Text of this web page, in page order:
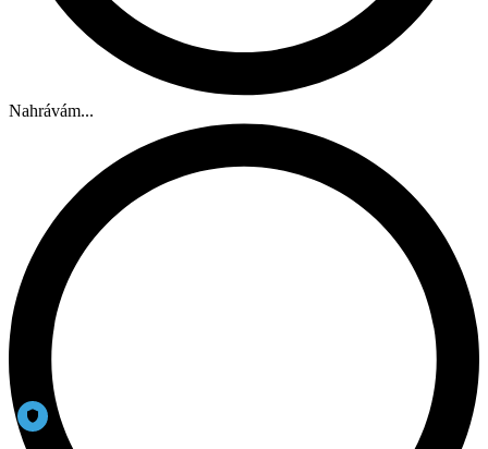
Nahrávám...